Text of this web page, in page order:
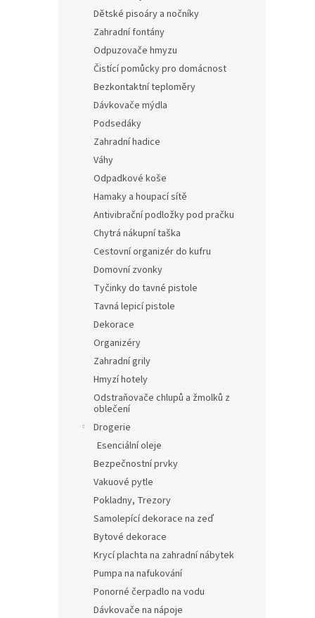
Dětské pisoáry a nočníky
Zahradní fontány
Odpuzovače hmyzu
Čistící pomůcky pro domácnost
Bezkontaktní teploměry
Dávkovače mýdla
Podsedáky
Zahradní hadice
Váhy
Odpadkové koše
Hamaky a houpací sítě
Antivibrační podložky pod pračku
Chytrá nákupní taška
Cestovní organizér do kufru
Domovní zvonky
Tyčinky do tavné pistole
Tavná lepicí pistole
Dekorace
Organizéry
Zahradní grily
Hmyzí hotely
Odstraňovače chlupů a žmolků z
oblečení
Drogerie
Esenciální oleje
Bezpečnostní prvky
Vakuové pytle
Pokladny, Trezory
Samolepící dekorace na zeď
Bytové dekorace
Krycí plachta na zahradní nábytek
Pumpa na nafukování
Ponorné čerpadlo na vodu
Dávkovače na nápoje